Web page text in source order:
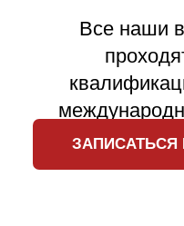
Рекомендуем